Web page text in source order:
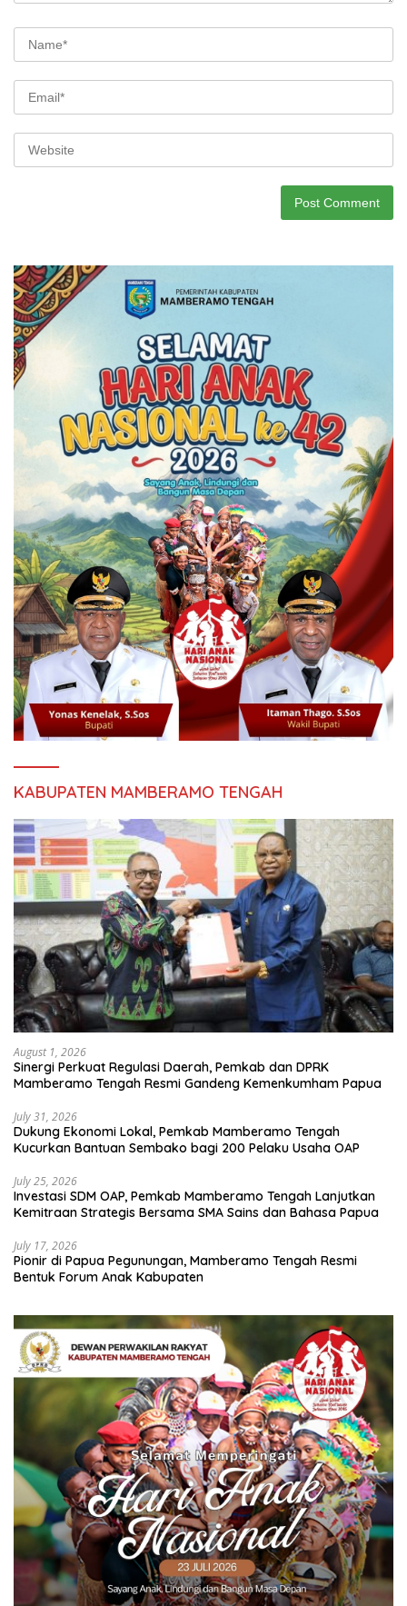
KABUPATEN MAMBERAMO TENGAH
August 1, 2026
Sinergi Perkuat Regulasi Daerah, Pemkab dan DPRK
Mamberamo Tengah Resmi Gandeng Kemenkumham Papua
July 31, 2026
Dukung Ekonomi Lokal, Pemkab Mamberamo Tengah
Kucurkan Bantuan Sembako bagi 200 Pelaku Usaha OAP
July 25, 2026
Investasi SDM OAP, Pemkab Mamberamo Tengah Lanjutkan
Kemitraan Strategis Bersama SMA Sains dan Bahasa Papua
July 17, 2026
Pionir di Papua Pegunungan, Mamberamo Tengah Resmi
Bentuk Forum Anak Kabupaten